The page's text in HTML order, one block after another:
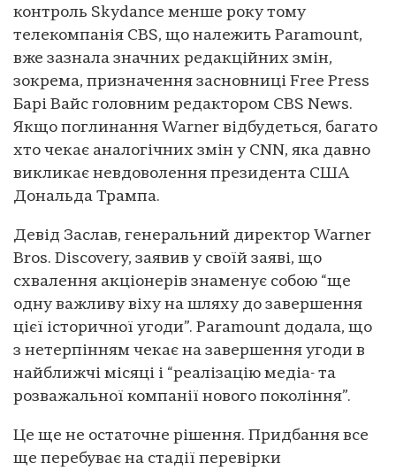
контроль Skydance менше року тому
телекомпанія CBS, що належить Paramount,
вже зазнала значних редакційних змін,
зокрема, призначення засновниці Free Press
Барі Вайс головним редактором CBS News.
Якщо поглинання Warner відбудеться, багато
хто чекає аналогічних змін у CNN, яка давно
викликає невдоволення президента США
Дональда Трампа.
Девід Заслав, генеральний директор Warner
Bros. Discovery, заявив у своїй заяві, що
схвалення акціонерів знаменує собою “ще
одну важливу віху на шляху до завершення
цієї історичної угоди”. Paramount додала, що
з нетерпінням чекає на завершення угоди в
найближчі місяці і “реалізацію медіа- та
розважальної компанії нового покоління”.
Це ще не остаточне рішення. Придбання все
ще перебуває на стадії перевірки